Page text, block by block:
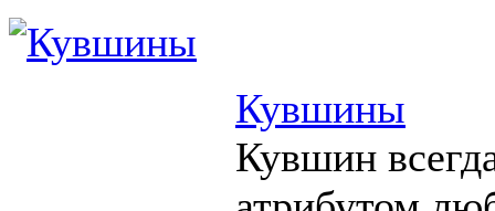
Кувшины
Кувшин